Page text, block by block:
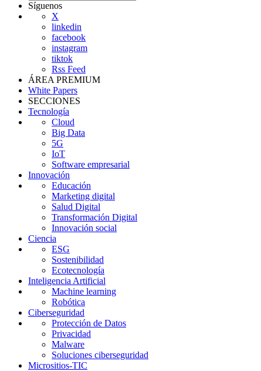
Síguenos
X
linkedin
facebook
instagram
tiktok
Rss Feed
ÁREA PREMIUM
White Papers
SECCIONES
Tecnología
Cloud
Big Data
5G
IoT
Software empresarial
Innovación
Educación
Marketing digital
Salud Digital
Transformación Digital
Innovación social
Ciencia
ESG
Sostenibilidad
Ecotecnología
Inteligencia Artificial
Machine learning
Robótica
Ciberseguridad
Protección de Datos
Privacidad
Malware
Soluciones ciberseguridad
Micrositios-TIC